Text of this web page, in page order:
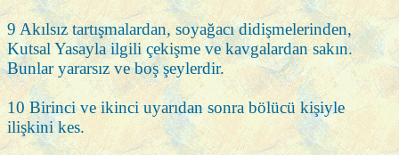
9 Akılsız tartışmalardan, soyağacı didişmelerinden,
Kutsal Yasayla ilgili çekişme ve kavgalardan sakın.
Bunlar yararsız ve boş şeylerdir.
10 Birinci ve ikinci uyarıdan sonra bölücü kişiyle
ilişkini kes.